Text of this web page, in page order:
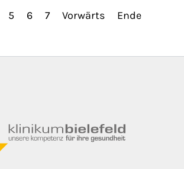
5 6 7 Vorwärts Ende